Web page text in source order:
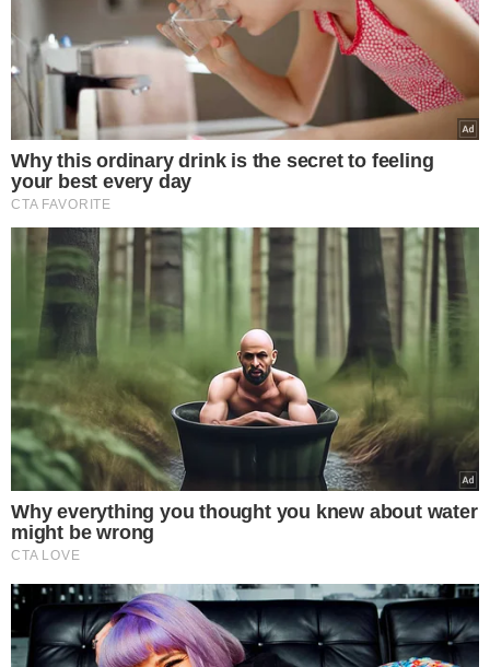
VER COMENTÁRIOS
VEJA TAMBÉM
PRAZO ACABANDO
Partidos têm até o dia
15 de agosto para
registrar candidatos nos
tribunais
VEJA MAIS NOTÍCIAS